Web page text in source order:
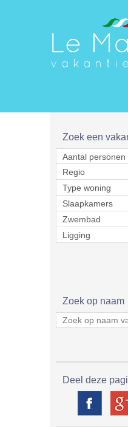
Zoek een
Zoek op naam
Deel deze